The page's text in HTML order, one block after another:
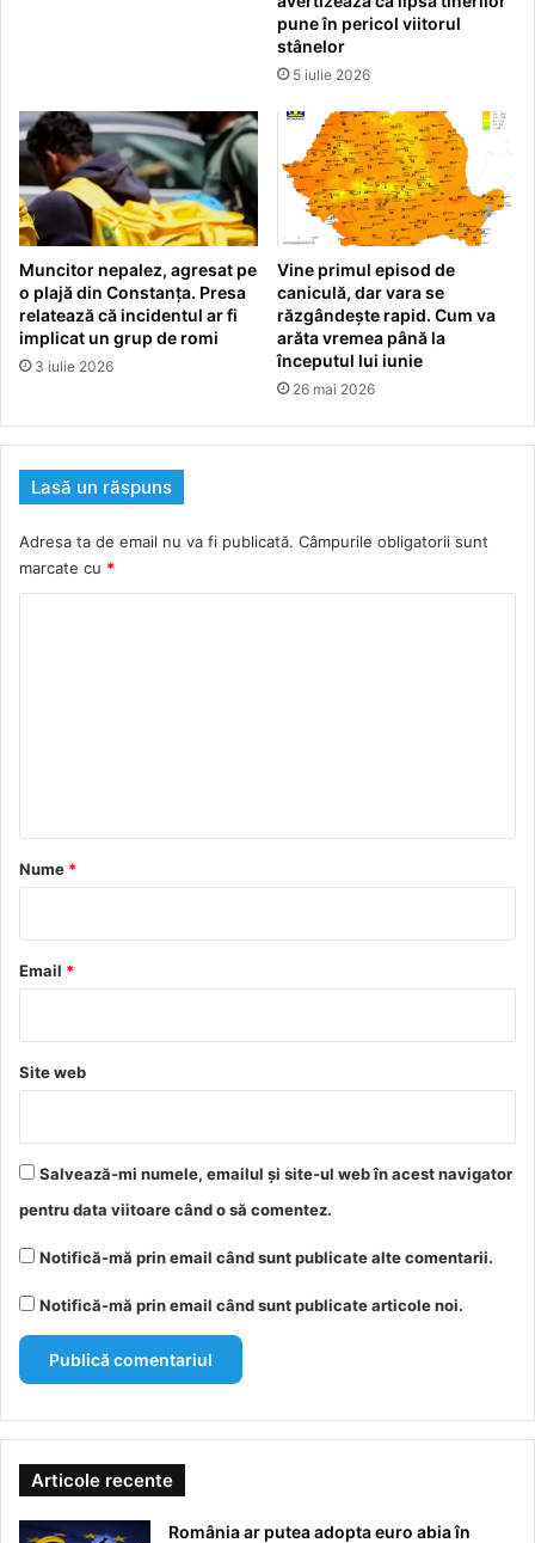
pune în pericol viitorul
stânelor
5 iulie 2026
Muncitor nepalez, agresat pe
o plajă din Constanța. Presa
relatează că incidentul ar fi
implicat un grup de romi
3 iulie 2026
Vine primul episod de
caniculă, dar vara se
răzgândește rapid. Cum va
arăta vremea până la
începutul lui iunie
26 mai 2026
Lasă un răspuns
Adresa ta de email nu va fi publicată. Câmpurile obligatorii sunt
marcate cu *
r
*
Nume *
Email *
Site web
Salvează-mi numele, emailul și site-ul web în acest navigator
pentru data viitoare când o să comentez.
Notifică-mă prin email când sunt publicate alte comentarii.
Notifică-mă prin email când sunt publicate articole noi.
Articole recente
România ar putea adopta euro abia în